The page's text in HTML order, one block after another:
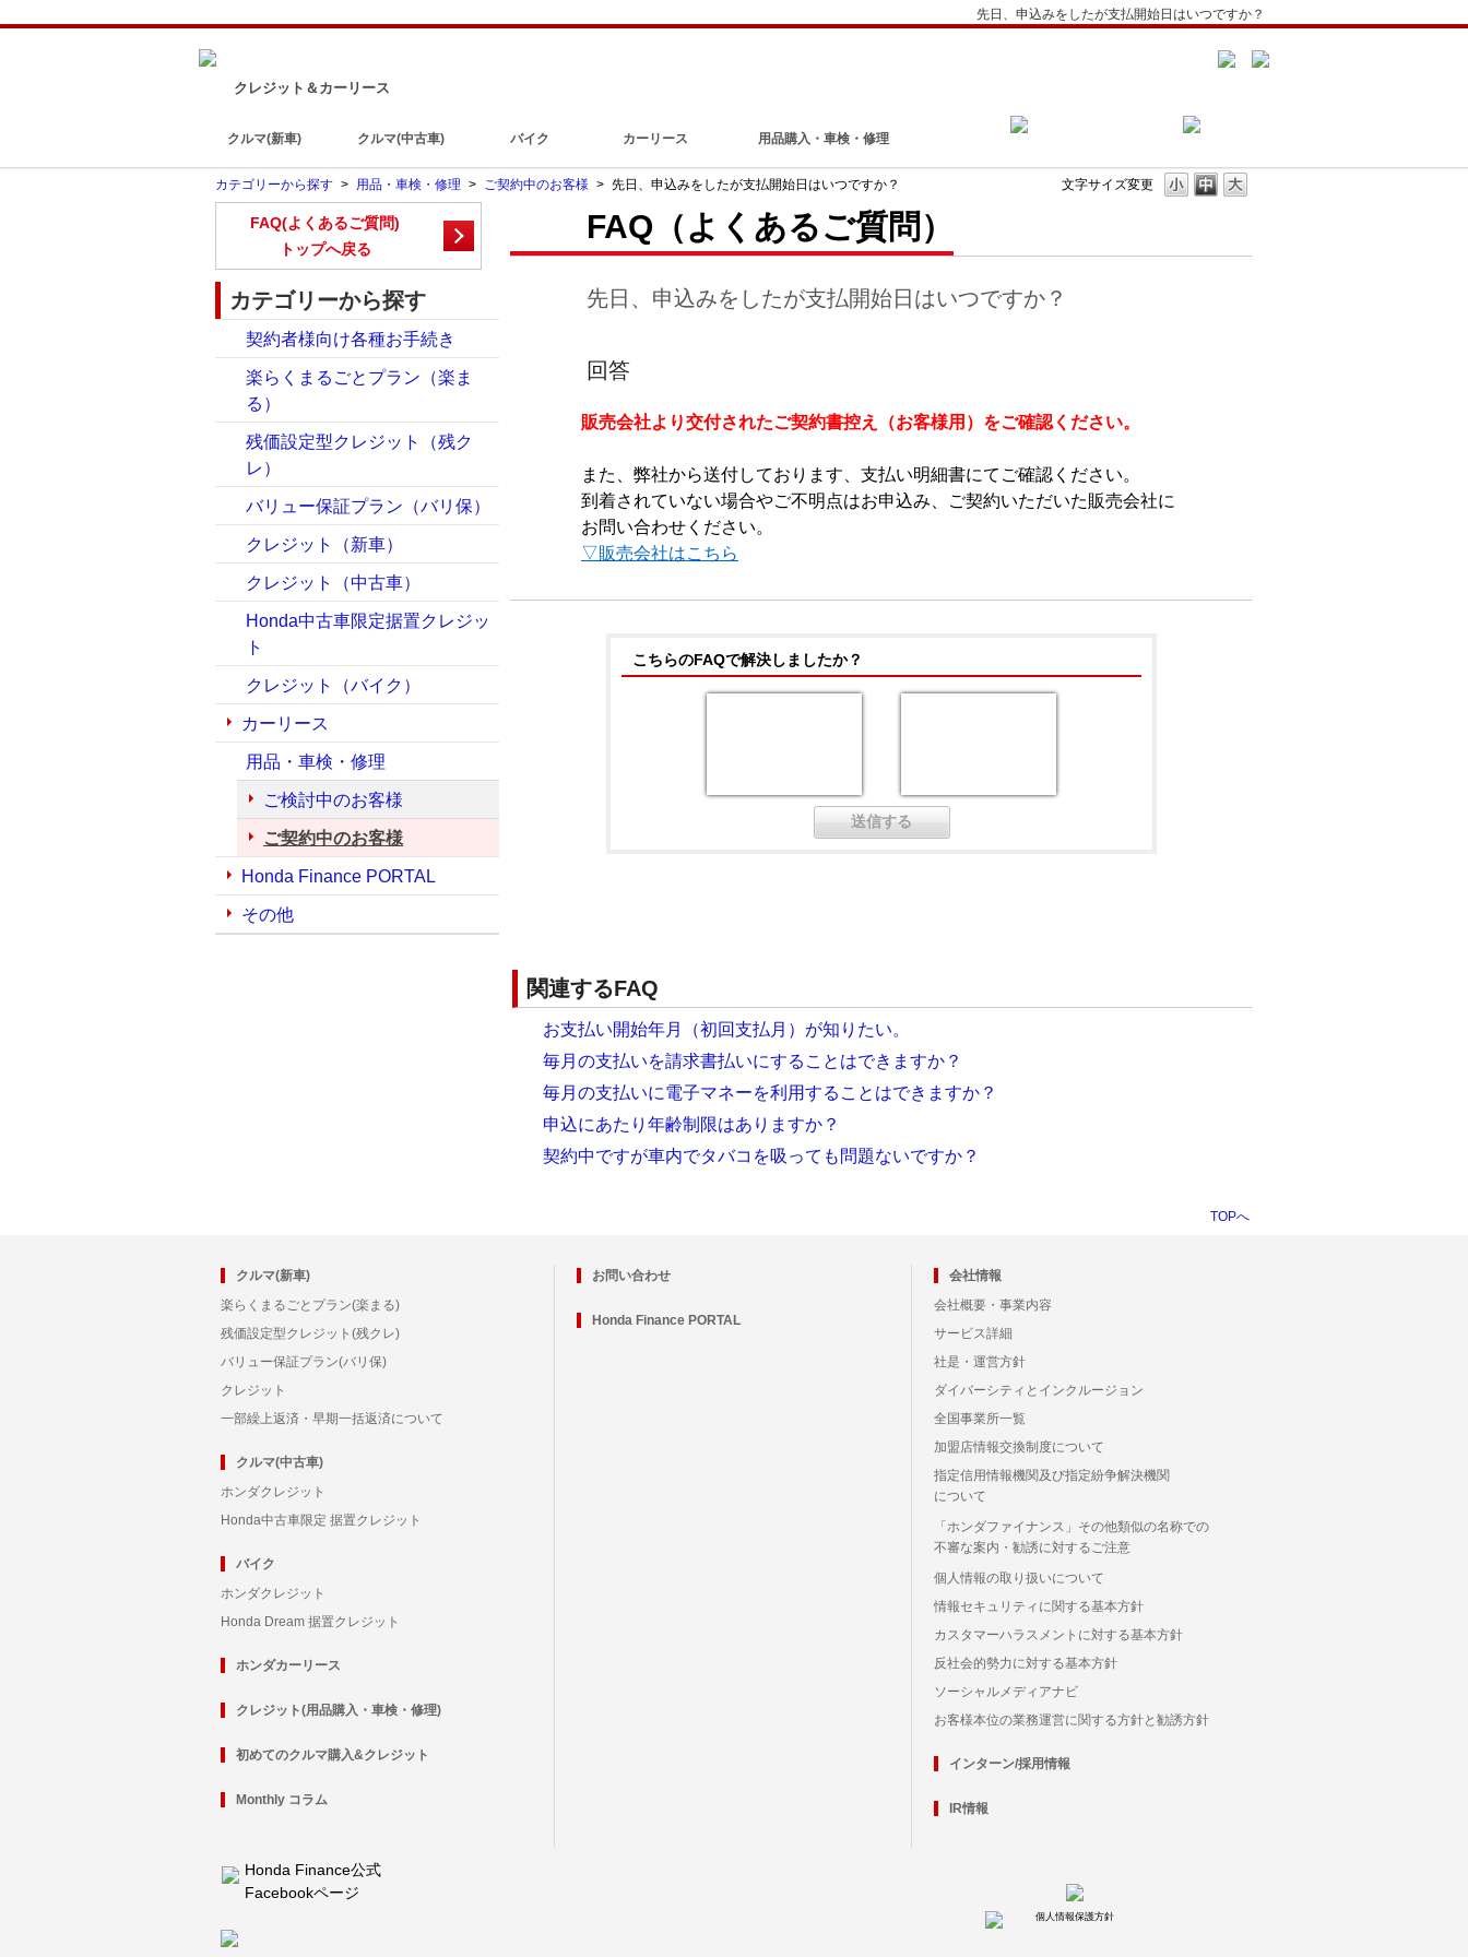
先日、申込みをしたが支払開始日はいつですか？
クレジット＆カーリース
クルマ(新車) クルマ(中古車) バイク カーリース 用品購入・車検・修理
文字サイズ変更
カテゴリーから探す > 用品・車検・修理 > ご契約中のお客様 > 先日、申込みをしたが支払開始日はいつですか？
FAQ(よくあるご質問)
トップへ戻る
カテゴリーから探す
契約者様向け各種お手続き
楽らくまるごとプラン（楽ま
る）
残価設定型クレジット（残ク
レ）
バリュー保証プラン（バリ保）
クレジット（新車）
クレジット（中古車）
Honda中古車限定据置クレジッ
ト
クレジット（バイク）
カーリース
用品・車検・修理
ご検討中のお客様
ご契約中のお客様
Honda Finance PORTAL
その他
FAQ（よくあるご質問）
先日、申込みをしたが支払開始日はいつですか？
回答
販売会社より交付されたご契約書控え（お客様用）をご確認ください。
また、弊社から送付しております、支払い明細書にてご確認ください。
到着されていない場合やご不明点はお申込み、ご契約いただいた販売会社に
お問い合わせください。
▽販売会社はこちら
こちらのFAQで解決しましたか？
関連するFAQ
お支払い開始年月（初回支払月）が知りたい。
毎月の支払いを請求書払いにすることはできますか？
毎月の支払いに電子マネーを利用することはできますか？
申込にあたり年齢制限はありますか？
契約中ですが車内でタバコを吸っても問題ないですか？
TOPへ
クルマ(新車)
楽らくまるごとプラン(楽まる)
残価設定型クレジット(残クレ)
バリュー保証プラン(バリ保)
クレジット
一部繰上返済・早期一括返済について
クルマ(中古車)
ホンダクレジット
Honda中古車限定 据置クレジット
バイク
ホンダクレジット
Honda Dream 据置クレジット
ホンダカーリース
クレジット(用品購入・車検・修理)
初めてのクルマ購入&クレジット
Monthly コラム
お問い合わせ
Honda Finance PORTAL
会社情報
会社概要・事業内容
サービス詳細
社是・運営方針
ダイバーシティとインクルージョン
全国事業所一覧
加盟店情報交換制度について
指定信用情報機関及び指定紛争解決機関
について
「ホンダファイナンス」その他類似の名称での
不審な案内・勧誘に対するご注意
個人情報の取り扱いについて
情報セキュリティに関する基本方針
カスタマーハラスメントに対する基本方針
反社会的勢力に対する基本方針
ソーシャルメディアナビ
お客様本位の業務運営に関する方針と勧誘方針
インターン/採用情報
IR情報
Honda Finance公式
Facebookページ
個人情報保護方針